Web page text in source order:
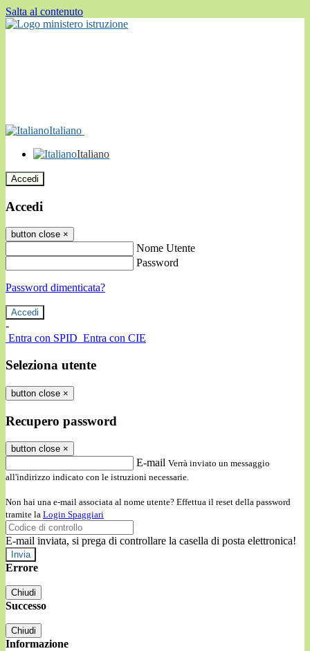
Salta al contenuto
Italiano
Italiano
Accedi
Accedi
button close ×
Nome Utente
Password
Password dimenticata?
-
Entra con SPID Entra con CIE
Seleziona utente
button close ×
Recupero password
button close ×
E-mail Verrà inviato un messaggio
all'indirizzo indicato con le istruzioni necessarie.
Non hai una e-mail associata al nome utente? Effettua il reset della password
tramite la Login Spaggiari
E-mail inviata, si prega di controllare la casella di posta elettronica!
Errore
Chiudi
Successo
Chiudi
Informazione